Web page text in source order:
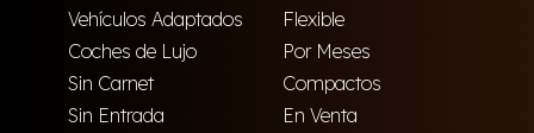
Vehículos Adaptados
Flexible
Coches de Lujo
Por Meses
Sin Carnet
Compactos
Sin Entrada
En Venta